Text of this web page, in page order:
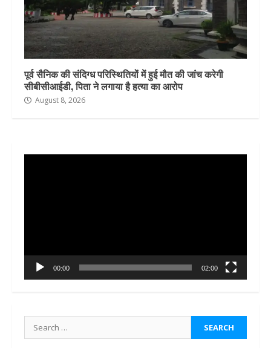
पूर्व सैनिक की संदिग्ध परिस्थितियों में हुई मौत की जांच करेगी
सीबीसीआईडी, पिता ने लगाया है हत्या का आरोप
August 8, 2026
00:00 02:00
Search
for: